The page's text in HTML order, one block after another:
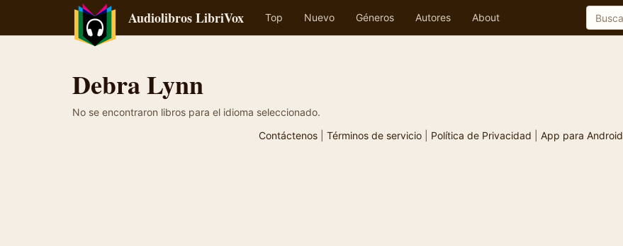
Audiolibros LibriVox Top Nuevo Géneros Autores About
Debra Lynn
No se encontraron libros para el idioma seleccionado.
Contáctenos| Términos de servicio| Política de Privacidad App para Android